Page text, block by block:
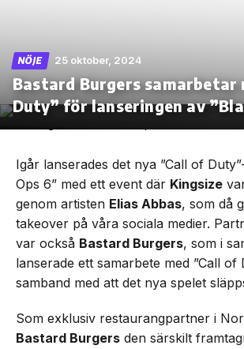
Skip
the
NÖJE 25 oktober, 2024
Bastard Burgers samarbetar
Duty” för lanseringen av
Igår lanserades det nya ”Call of
Ops 6” med ett event där Kingsize
genom artisten Elias Abbas, som då
takeover på våra sociala medier.
var också Bastard Burgers, som i
lanserade ett samarbete med ”Call of
samband med att det nya spelet
Som exklusiv restaurangpartner i
Bastard Burgers den särskilt